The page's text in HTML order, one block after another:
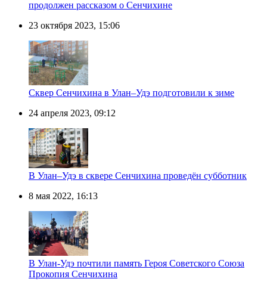
продолжен рассказом о Сенчихине
23 октября 2023, 15:06
Сквер Сенчихина в Улан–Удэ подготовили к зиме
24 апреля 2023, 09:12
В Улан–Удэ в сквере Сенчихина проведён субботник
8 мая 2022, 16:13
В Улан-Удэ почтили память Героя Советского Союза
Прокопия Сенчихина